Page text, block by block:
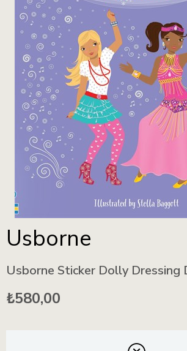
Usborne
Usborne Sticker Dolly Dressing
₺580,00